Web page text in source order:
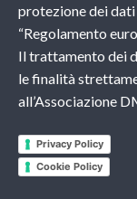
protezione dei dati
“Regolamento
Il trattamento dei
le finalità
all’Associazione
Privacy Policy
Cookie Policy